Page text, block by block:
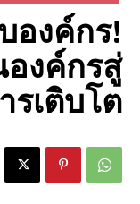
องค์กร!
งค์กรสู่
รเติบโต